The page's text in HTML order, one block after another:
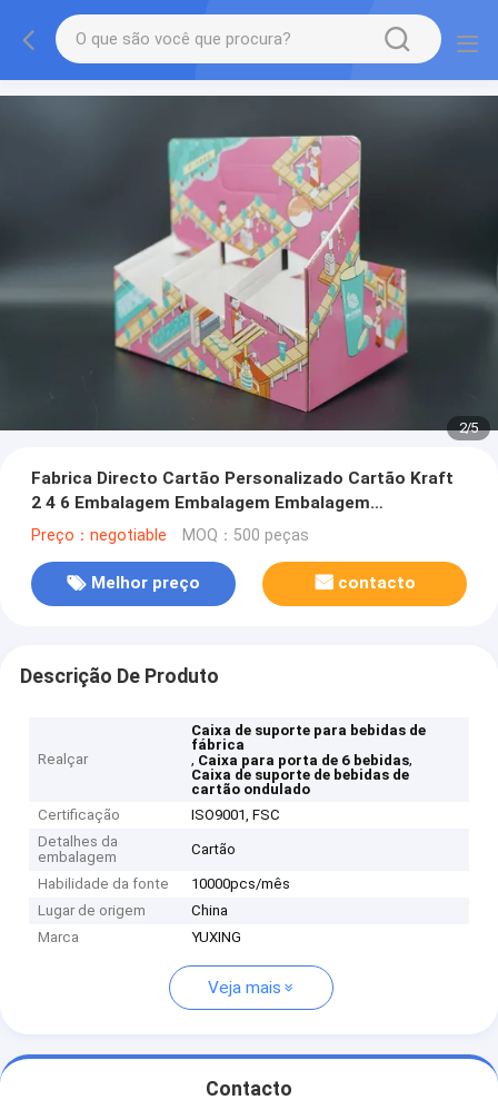
2/5
Fabrica Directo Cartão Personalizado Cartão Kraft
2 4 6 Embalagem Embalagem Embalagem
Embalagem Embalagem Embalagem Embalagem
Embalagem Embalagem
Preço：negotiable MOQ：500 peças
Melhor preço contacto
Descrição De Produto
Realçar
Caixa de suporte para bebidas de
fábrica
, Caixa para porta de 6 bebidas,
Caixa de suporte de bebidas de
cartão ondulado
Certificação
ISO9001, FSC
Detalhes da
embalagem
Cartão
Habilidade da fonte
10000pcs/mês
Lugar de origem
China
Marca
YUXING
Veja mais
Contacto